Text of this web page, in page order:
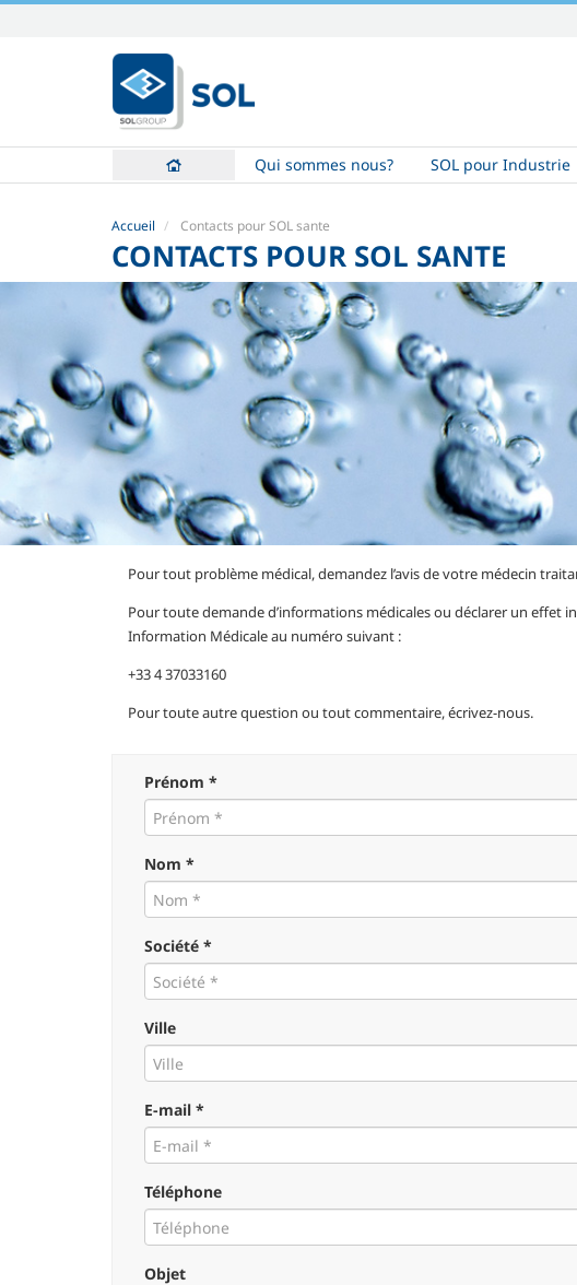
contenu.
|
Aller
Qui sommes nous? SOL pour Industrie
Accueil Contacts pour SOL sante
CONTACTS POUR SOL SANTE
Pour tout problème médical, demandez l’avis de votre médecin
Pour toute demande d’informations médicales ou déclarer un effet
Information Médicale au numéro suivant :
+33 4 37033160
Pour toute autre question ou tout commentaire, écrivez-nous.
Prénom *
Nom *
Société *
Ville
E-mail *
Téléphone
Objet